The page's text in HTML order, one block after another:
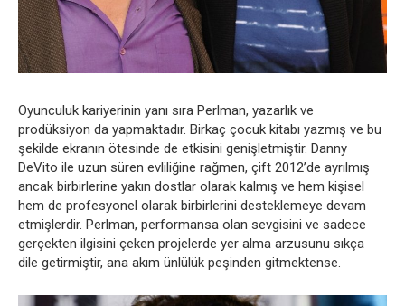
Oyunculuk kariyerinin yanı sıra Perlman, yazarlık ve
prodüksiyon da yapmaktadır. Birkaç çocuk kitabı yazmış ve bu
şekilde ekranın ötesinde de etkisini genişletmiştir. Danny
DeVito ile uzun süren evliliğine rağmen, çift 2012’de ayrılmış
ancak birbirlerine yakın dostlar olarak kalmış ve hem kişisel
hem de profesyonel olarak birbirlerini desteklemeye devam
etmişlerdir. Perlman, performansa olan sevgisini ve sadece
gerçekten ilgisini çeken projelerde yer alma arzusunu sıkça
dile getirmiştir, ana akım ünlülük peşinden gitmektense.